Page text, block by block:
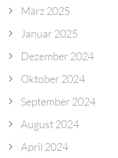
März 2025
Januar 2025
Dezember 2024
Oktober 2024
September 2024
August 2024
April 2024